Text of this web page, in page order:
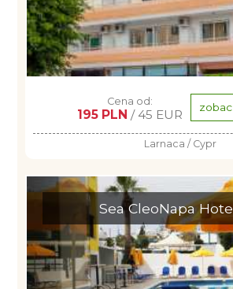
Cena od:
195 PLN / 45 EUR
Larnaca / Cypr
Sea CleoNapa